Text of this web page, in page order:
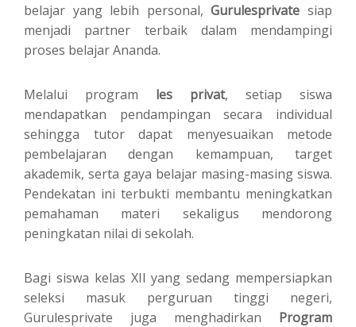
belajar yang lebih personal,Gurulesprivate siap
menjadi partner terbaik dalam mendampingi
proses belajar Ananda.
Melalui program les privat, setiap siswa
mendapatkan pendampingan secara individual
sehingga tutor dapat menyesuaikan metode
pembelajaran dengan kemampuan, target
akademik, serta gaya belajar masing-masing siswa.
Pendekatan ini terbukti membantu meningkatkan
pemahaman materi sekaligus mendorong
peningkatan nilai di sekolah.
Bagi siswa kelas XII yang sedang mempersiapkan
seleksi masuk perguruan tinggi negeri,
Gurulesprivate juga menghadirkan Program